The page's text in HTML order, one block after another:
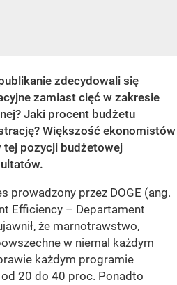
zdecydowali się
zamiast cięć w zakresie
Jaki procent budżetu
Większość ekonomistów
tej pozycji budżetowej
prowadzony przez DOGE (ang.
Efficiency – Departament
że marnotrawstwo,
w niemal każdym
każdym programie
20 do 40 proc. Ponadto